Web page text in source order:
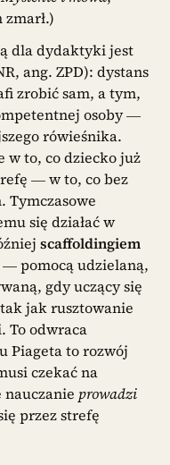
dla dydaktyki jest
ang. ZPD): dystans
zrobić sam, a tym,
osoby —
rówieśnika.
w to, co dziecko już
— w to, co bez
Tymczasowe
się działać w
scaffoldingiem
pomocą udzielaną,
gdy uczący się
jak rusztowanie
To odwraca
Piageta to rozwój
czekać na
nauczanie prowadzi
przez strefę